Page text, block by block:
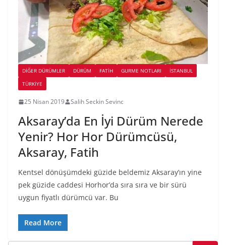
DIĞER DÜRÜMLER DÜRÜM FATIH GURME NOTLARI
İSTANBUL
TÜRKIYE
25 Nisan 2019 Salih Seckin Sevinc
Aksaray’da En İyi Dürüm Nerede
Yenir? Hor Hor Dürümcüsü,
Aksaray, Fatih
Kentsel dönüşümdeki güzide beldemiz Aksaray’ın yine
pek güzide caddesi Horhor’da sıra sıra ve bir sürü
uygun fiyatlı dürümcü var. Bu
Read More